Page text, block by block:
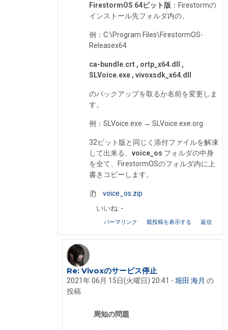
FirestormOS 64ビット版 ：Firestormの
インストール先フォルダ内の、
例：C:\Program Files\FirestormOS-
Releasex64
ca-bundle.crt , ortp_x64.dll ,
SLVoice.exe , vivoxsdk_x64.dll
のバックアップを取るか名前を変更しま
す。
例：SLVoice.exe → SLVoice.exe.org
32ビット版と同じく添付ファイルを解凍
して出来る、 voice_os フォルダの中身
を全て、FirestormOSのフォルダ内に上
書きコピーします。
voice_os.zip
いいね: -
パーマリンク 親投稿を表示する 返信
堀田 海月 への返信
Re: Vivoxのサービス停止
2021年 06月 15日(火曜日) 20:41 -堀田 海月 の
投稿
周知の問題